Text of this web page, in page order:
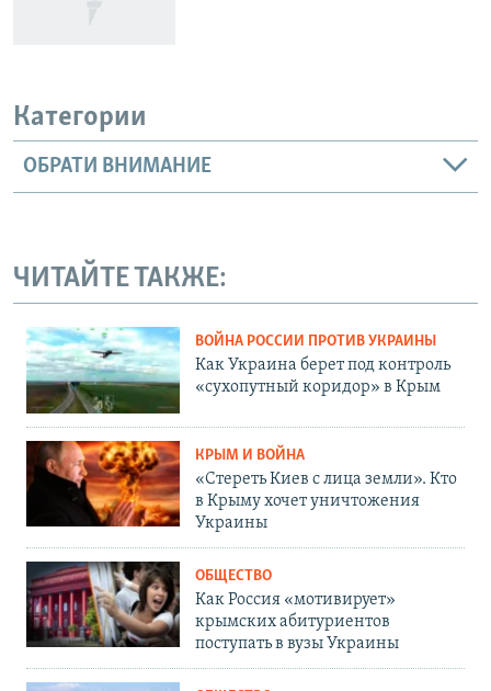
Категории
ОБРАТИ ВНИМАНИЕ
ЧИТАЙТЕ ТАКЖЕ:
ВОЙНА РОССИИ ПРОТИВ УКРАИНЫ
Как Украина берет под контроль
«сухопутный коридор» в Крым
КРЫМ И ВОЙНА
«Стереть Киев с лица земли». Кто
в Крыму хочет уничтожения
Украины
ОБЩЕСТВО
Как Россия «мотивирует»
крымских абитуриентов
поступать в вузы Украины